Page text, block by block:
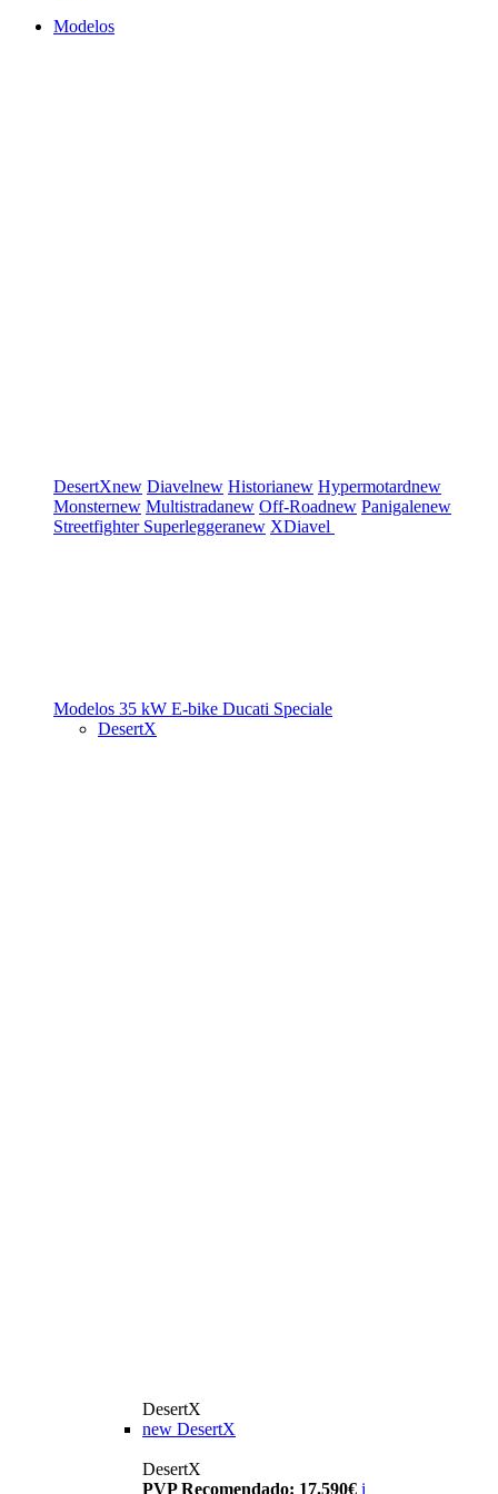
Modelos
DesertXnew Diavelnew Historianew Hypermotardnew
Monsternew Multistradanew Off-Roadnew Panigalenew
Streetfighter Superleggeranew XDiavel
Modelos 35 kW E-bike Ducati Speciale
DesertX
DesertX
new DesertX
DesertX
PVP Recomendado: 17.590€ i